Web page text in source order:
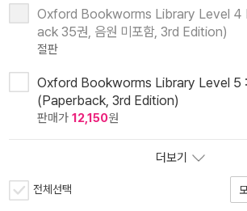
Oxford Bookworms Library Level 4
ack 35권, 음원 미포함, 3rd Edition)
절판
Oxford Bookworms Library Level 5
(Paperback, 3rd Edition)
판매가 12,150원
더보기
전체선택